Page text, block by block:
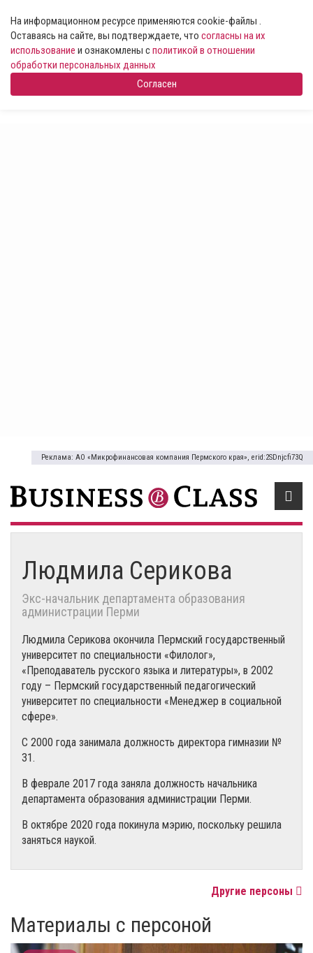
На информационном ресурсе применяются cookie-файлы .
Оставаясь на сайте, вы подтверждаете, что согласны на их
использование и ознакомлены сполитикой в отношении
обработки персональных данных
Согласен
Реклама: АО «Микрофинансовая компания Пермского края», erid:2SDnjcfi73Q
Людмила Серикова
Экс-начальник департамента образования
администрации Перми
Людмила Серикова окончила Пермский государственный
университет по специальности «Филолог»,
«Преподаватель русского языка и литературы», в 2002
году – Пермский государственный педагогический
университет по специальности «Менеджер в социальной
сфере».
С 2000 года занимала должность директора гимназии №
31.
В феврале 2017 года заняла должность начальника
департамента образования администрации Перми.
В октябре 2020 года покинула мэрию, поскольку решила
заняться наукой.
Другие персоны
Материалы с персоной